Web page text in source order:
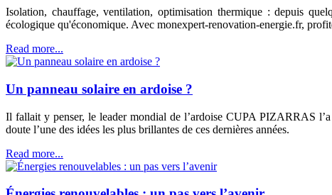
Isolation, chauffage, ventilation, optimisation thermique : depuis
écologique qu'économique. Avec monexpert-renovation-energie.fr,
Read more...
Un panneau solaire en ardoise ?
Il fallait y penser, le leader mondial de l’ardoise CUPA PIZARRAS
doute l’une des idées les plus brillantes de ces dernières années.
Read more...